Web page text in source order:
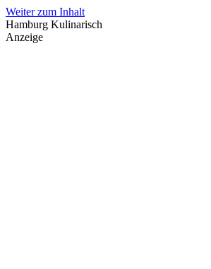
Weiter zum Inhalt
Hamburg Kulinarisch
Anzeige